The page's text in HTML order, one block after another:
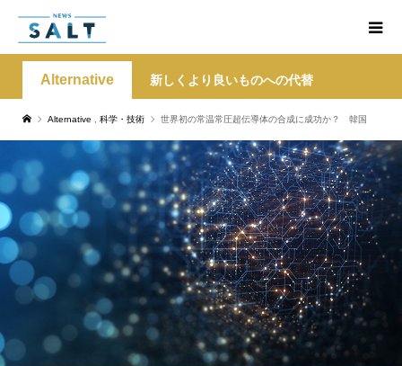
Alternative 新しくより良いものへの代替
Alternative 科学・技術 世界初の常温常圧超伝導体の合成に成功か？ 韓国